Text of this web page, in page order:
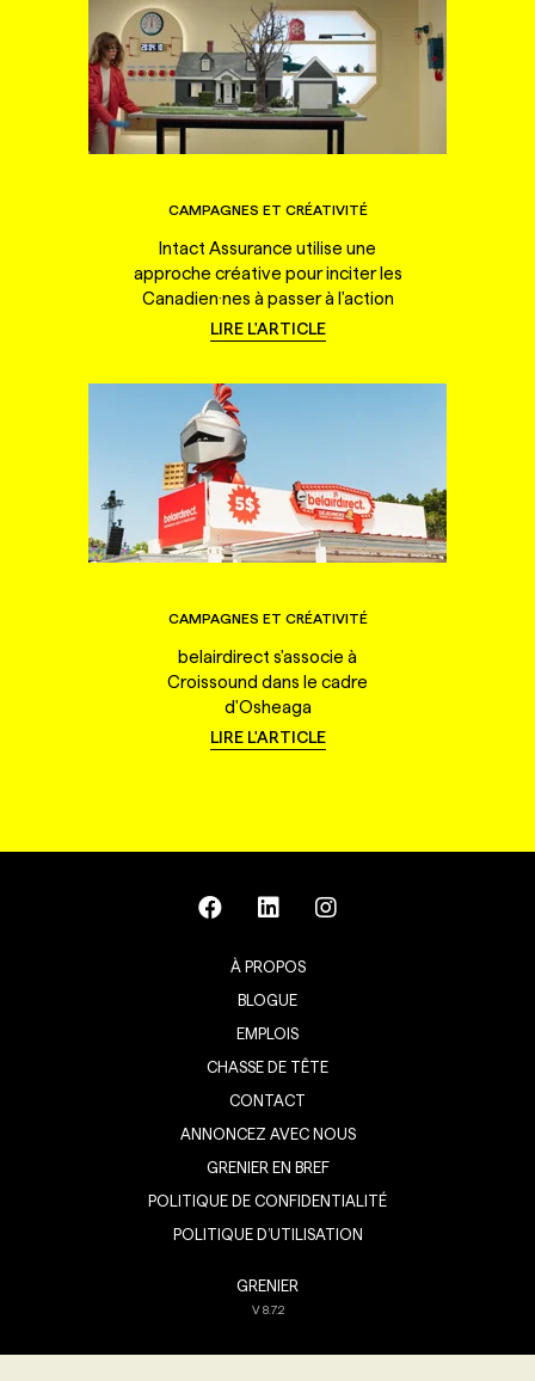
CAMPAGNES ET CRÉATIVITÉ
Intact Assurance utilise une
approche créative pour inciter les
Canadien·nes à passer à l'action
LIRE L'ARTICLE
CAMPAGNES ET CRÉATIVITÉ
belairdirect s'associe à
Croissound dans le cadre
d'Osheaga
LIRE L'ARTICLE
À PROPOS
BLOGUE
EMPLOIS
CHASSE DE TÊTE
CONTACT
ANNONCEZ AVEC NOUS
GRENIER EN BREF
POLITIQUE DE CONFIDENTIALITÉ
POLITIQUE D’UTILISATION
GRENIER
V8.7.2